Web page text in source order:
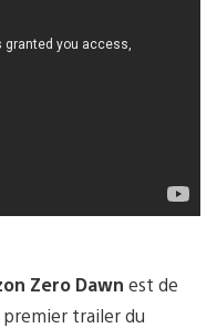
Zero Dawn est de
trailer du